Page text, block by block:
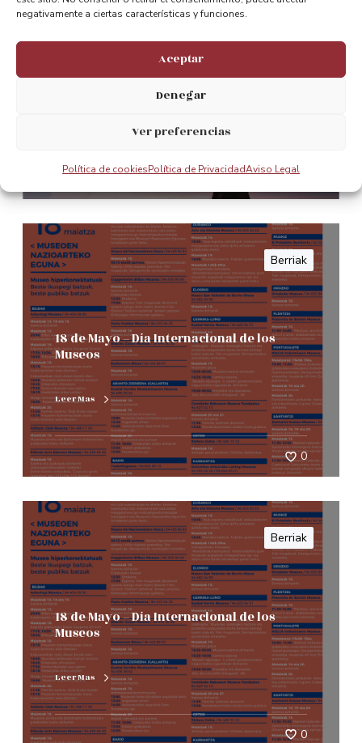
negativamente a ciertas características y funciones.
Aceptar
Denegar
Ver preferencias
Política de cookiesPolítica de PrivacidadAviso Legal
Tras la ELA en vela: Desafío cabo
Finisterra
Berriak
18 de Mayo – Día Internacional de los
Museos
Leer Mas
0
Berriak
18 de Mayo – Día Internacional de los
Museos
Leer Mas
0